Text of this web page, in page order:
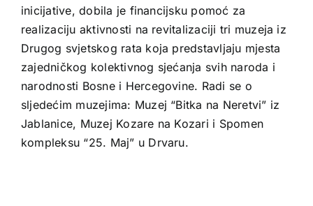
inicijative, dobila je financijsku pomoć za
realizaciju aktivnosti na revitalizaciji tri muzeja iz
Drugog svjetskog rata koja predstavljaju mjesta
zajedničkog kolektivnog sjećanja svih naroda i
narodnosti Bosne i Hercegovine. Radi se o
sljedećim muzejima: Muzej “Bitka na Neretvi” iz
Jablanice, Muzej Kozare na Kozari i Spomen
kompleksu “25. Maj” u Drvaru.